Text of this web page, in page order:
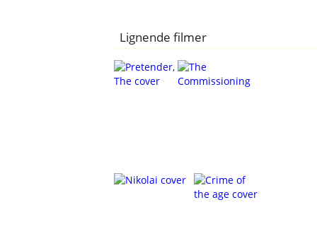
Lignende filmer